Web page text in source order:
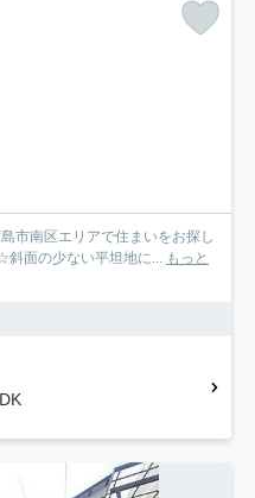
市南区エリアで住まいをお探し
面の少ない平坦地に...
もっと